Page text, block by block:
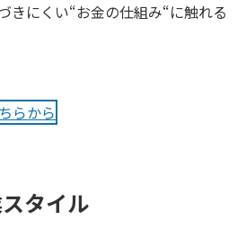
きにくい“お金の仕組み“に触れる
らから
タイル